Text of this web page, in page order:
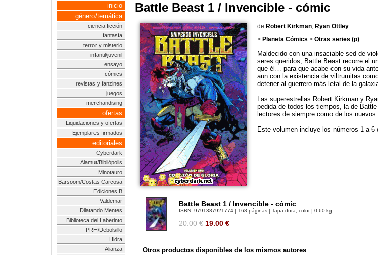
inicio
género/temática
ciencia ficción
fantasía
terror y misterio
infantil/juvenil
ensayo
cómics
revistas y fanzines
juegos
merchandising
ofertas
Liquidaciones y ofertas
Ejemplares firmados
editoriales
Cyberdark
Alamut/Bibliópolis
Minotauro
Barsoom/Costas Carcosa
Ediciones B
Valdemar
Dilatando Mentes
Biblioteca del Laberinto
PRH/Debolsillo
Hidra
Alianza
Battle Beast 1 / Invencible - cómic
de Robert Kirkman, Ryan Ottley
> Planeta Cómics > Otras series (p)
Maldecido con una insaciable sed de
seres queridos, Battle Beast recorre el
que él… para que acabe con su vida
aun con la existencia de viltrumitas
detener al guerrero más letal de la
Las superestrellas Robert Kirkman y
pedida de todos los tiempos, la de
lectores de siempre como de los nuevos.
Este volumen incluye los números 1 a
Battle Beast 1 / Invencible - cómic
ISBN: 9791387921774 | 168 páginas | Tapa dura, color | 0.60 kg
20.00 € 19.00 €
Otros productos disponibles de los mismos autores